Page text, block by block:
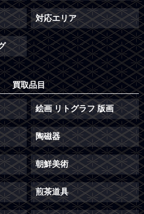
対応エリア
買取品目
絵画 リトグラフ 版画
陶磁器
朝鮮美術
煎茶道具